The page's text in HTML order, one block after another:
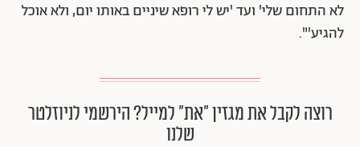
לא התחום שלי' ועד 'יש לי רופא שיניים באותו יום, ולא אוכל
להגיע'".
רוצה לקבל את מגזין ״את״ למייל? הירשמי לניוזלטר
שלנו